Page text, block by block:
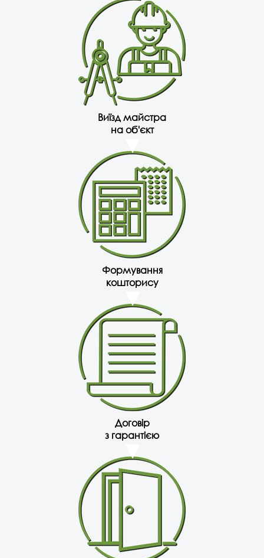
Виїзд майстра
на об'єкт
Формування
кошторису
Договір
з гарантією